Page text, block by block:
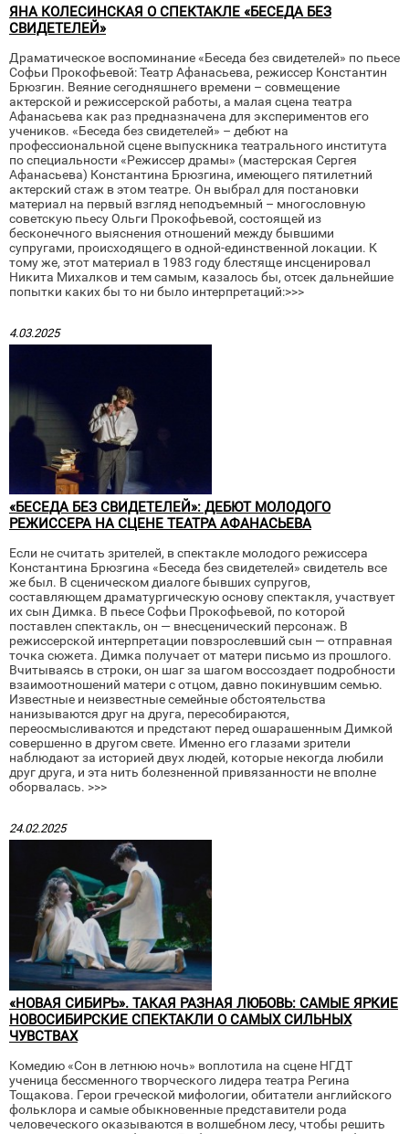
ЯНА КОЛЕСИНСКАЯ О СПЕКТАКЛЕ «БЕСЕДА БЕЗ
СВИДЕТЕЛЕЙ»
Драматическое воспоминание «Беседа без свидетелей» по пьесе
Софьи Прокофьевой: Театр Афанасьева, режиссер Константин
Брюзгин. Веяние сегодняшнего времени – совмещение
актерской и режиссерской работы, а малая сцена театра
Афанасьева как раз предназначена для экспериментов его
учеников. «Беседа без свидетелей» – дебют на
профессиональной сцене выпускника театрального института
по специальности «Режиссер драмы» (мастерская Сергея
Афанасьева) Константина Брюзгина, имеющего пятилетний
актерский стаж в этом театре. Он выбрал для постановки
материал на первый взгляд неподъемный – многословную
советскую пьесу Ольги Прокофьевой, состоящей из
бесконечного выяснения отношений между бывшими
супругами, происходящего в одной-единственной локации. К
тому же, этот материал в 1983 году блестяще инсценировал
Никита Михалков и тем самым, казалось бы, отсек дальнейшие
попытки каких бы то ни было интерпретаций:>>>
4.03.2025
«БЕСЕДА БЕЗ СВИДЕТЕЛЕЙ»: ДЕБЮТ МОЛОДОГО
РЕЖИССЕРА НА СЦЕНЕ ТЕАТРА АФАНАСЬЕВА
Если не считать зрителей, в спектакле молодого режиссера
Константина Брюзгина «Беседа без свидетелей» свидетель все
же был. В сценическом диалоге бывших супругов,
составляющем драматургическую основу спектакля, участвует
их сын Димка. В пьесе Софьи Прокофьевой, по которой
поставлен спектакль, он — внесценический персонаж. В
режиссерской интерпретации повзрослевший сын — отправная
точка сюжета. Димка получает от матери письмо из прошлого.
Вчитываясь в строки, он шаг за шагом воссоздает подробности
взаимоотношений матери с отцом, давно покинувшим семью.
Известные и неизвестные семейные обстоятельства
нанизываются друг на друга, пересобираются,
переосмысливаются и предстают перед ошарашенным Димкой
совершенно в другом свете. Именно его глазами зрители
наблюдают за историей двух людей, которые некогда любили
друг друга, и эта нить болезненной привязанности не вполне
оборвалась. >>>
24.02.2025
«НОВАЯ СИБИРЬ». ТАКАЯ РАЗНАЯ ЛЮБОВЬ: САМЫЕ ЯРКИЕ
НОВОСИБИРСКИЕ СПЕКТАКЛИ О САМЫХ СИЛЬНЫХ
ЧУВСТВАХ
Комедию «Сон в летнюю ночь» воплотила на сцене НГДТ
ученица бессменного творческого лидера театра Регина
Тощакова. Герои греческой мифологии, обитатели английского
фольклора и самые обыкновенные представители рода
человеческого оказываются в волшебном лесу, чтобы решить